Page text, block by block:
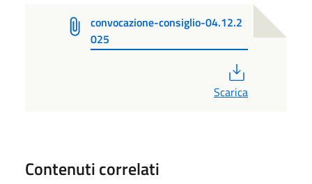
convocazione-consiglio-04.12.2
025
Scarica
Contenuti correlati